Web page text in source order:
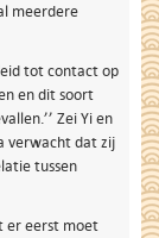
meerdere
tot contact op
en dit soort
Zei Yi en
verwacht dat zij
tussen
er eerst moet